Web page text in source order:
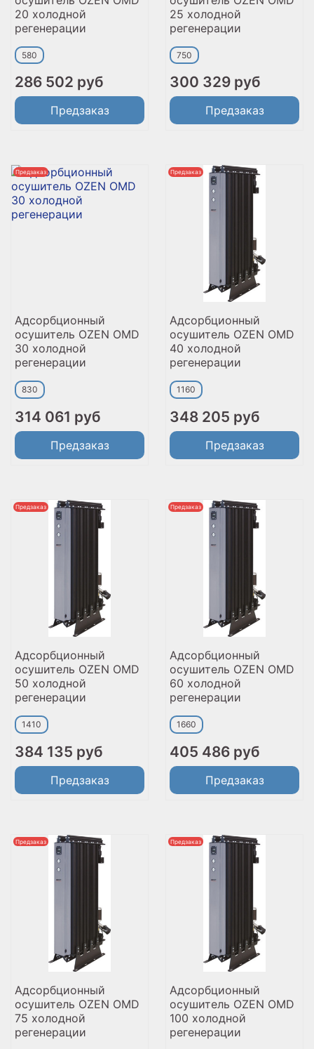
20 холодной
регенерации
580
286 502 руб
Предзаказ
25 холодной
регенерации
750
300 329 руб
Предзаказ
Предзаказ
Адсорбционный
осушитель OZEN OMD
30 холодной
регенерации
830
314 061 руб
Предзаказ
Предзаказ
Адсорбционный
осушитель OZEN OMD
40 холодной
регенерации
1160
348 205 руб
Предзаказ
Предзаказ
Адсорбционный
осушитель OZEN OMD
50 холодной
регенерации
1410
384 135 руб
Предзаказ
Предзаказ
Адсорбционный
осушитель OZEN OMD
60 холодной
регенерации
1660
405 486 руб
Предзаказ
Предзаказ
Адсорбционный
осушитель OZEN OMD
75 холодной
регенерации
Предзаказ
Адсорбционный
осушитель OZEN OMD
100 холодной
регенерации